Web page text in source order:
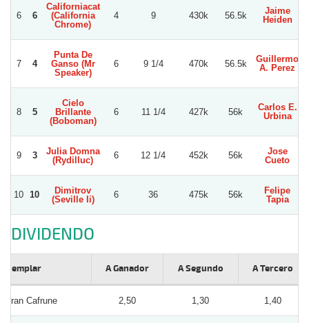
6 6
Californiacat
(California
Chrome)
4 9 430k 56.5k
Jaime
Heiden
7 4
Punta De
Ganso (Mr
Speaker)
6 9 1/4 470k 56.5k
Guillermo
A. Perez
8 5
Cielo
Brillante
(Boboman)
6 11 1/4 427k 56k
Carlos E.
Urbina
9 3
Julia Domna
(Rydilluc)
6 12 1/4 452k 56k
Jose
Cueto
10 10
Dimitrov
(Seville Ii)
6 36 475k 56k
Felipe
Tapia
DIVIDENDO
Ejemplar A Ganador A Segundo A Tercero
Gran Cafrune 2,50 1,30 1,40